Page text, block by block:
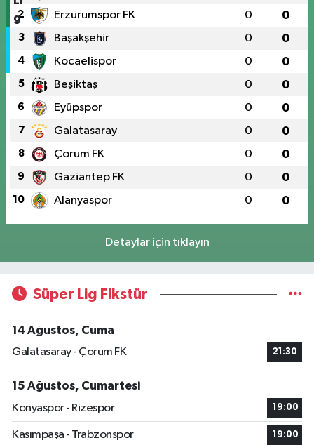
2 Erzurumspor FK 0 0
3 Başakşehir 0 0
4 Kocaelispor 0 0
5 Beşiktaş 0 0
6 Eyüpspor 0 0
7 Galatasaray 0 0
8 Çorum FK 0 0
9 Gaziantep FK 0 0
10 Alanyaspor 0 0
Detaylar için tıklayın
Süper Lig Fikstür
14 Ağustos, Cuma
Galatasaray - Çorum FK
21:30
15 Ağustos, Cumartesi
Konyaspor - Rizespor
19:00
Kasımpaşa - Trabzonspor 19:00